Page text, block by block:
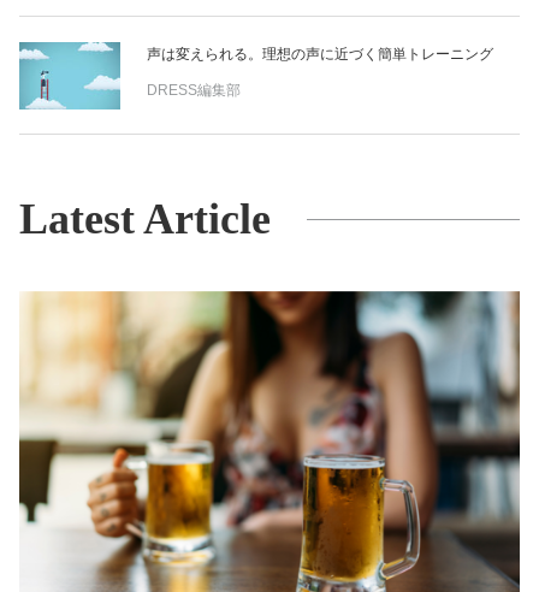
声は変えられる。理想の声に近づく簡単トレーニング
DRESS編集部
Latest Article